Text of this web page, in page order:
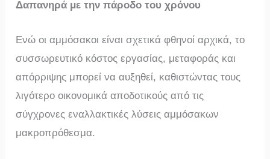
Δαπανηρά με την πάροδο του χρόνου
Ενώ οι αμμόσακοι είναι σχετικά φθηνοί αρχικά, το
συσσωρευτικό κόστος εργασίας, μεταφοράς και
απόρριψης μπορεί να αυξηθεί, καθιστώντας τους
λιγότερο οικονομικά αποδοτικούς από τις
σύγχρονες εναλλακτικές λύσεις αμμόσακων
μακροπρόθεσμα.